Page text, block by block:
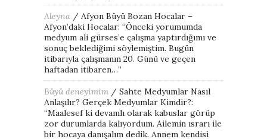
Aleyna / Afyon Büyü Bozan Hocalar –
Afyon’daki Hocalar: “Önceki yorumumda
medyum ali gürses’e çalışma yaptırdığımı ve
sonuç beklediğimi söylemiştim. Bugün
itibarıyla çalışmanın 20. Günü ve geçen
haftadan itibaren…”
Büyü deneyimim / Sahte Medyumlar Nasıl
Anlaşılır? Gerçek Medyumlar Kimdir?:
“Maalesef ki devamlı olarak kabuslar görüp
zor durumlarda kalıyordum. Ailemin ısrarı ile
bir hocaya danışalım dedik. Annem kendisi